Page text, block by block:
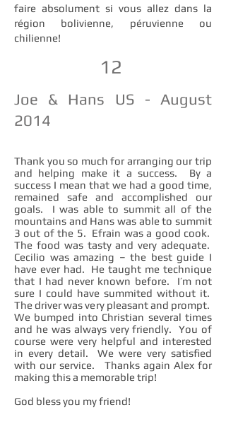
faire absolument si vous allez dans la
région bolivienne, péruvienne ou
chilienne!
12
Joe & Hans US - August
2014
Thank you so much for arranging our trip
and helping make it a success. By a
success I mean that we had a good time,
remained safe and accomplished our
goals. I was able to summit all of the
mountains and Hans was able to summit
3 out of the 5. Efrain was a good cook.
The food was tasty and very adequate.
Cecilio was amazing – the best guide I
have ever had. He taught me technique
that I had never known before. I’m not
sure I could have summited without it.
The driver was very pleasant and prompt.
We bumped into Christian several times
and he was always very friendly. You of
course were very helpful and interested
in every detail. We were very satisfied
with our service. Thanks again Alex for
making this a memorable trip!
God bless you my friend!